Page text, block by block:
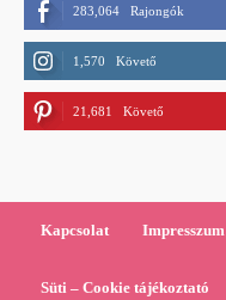
283,064 Rajongók
1,570 Követő
21,681 Követő
Kapcsolat Impresszum
Süti – Cookie tájékoztató